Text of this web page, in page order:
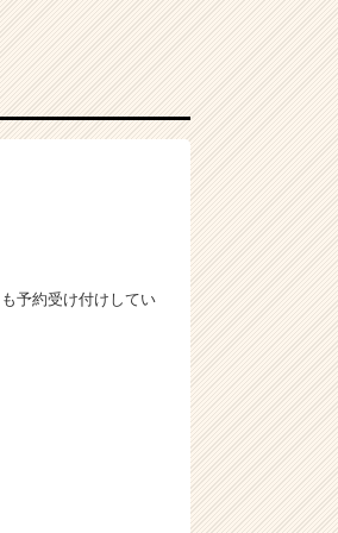
予約受け付けしてい